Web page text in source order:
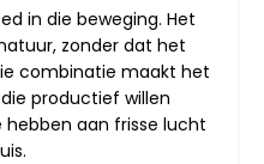
in die beweging. Het
zonder dat het
combinatie maakt het
productief willen
aan frisse lucht